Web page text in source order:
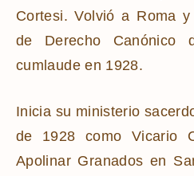
Cortesi. Volvió a Roma
de Derecho Canónico
cumlaude en 1928.
Inicia su ministerio
de 1928 como Vicario
Apolinar Granados en